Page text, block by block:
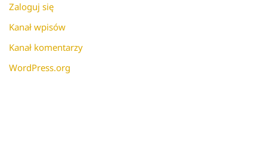
Zaloguj się
Kanał wpisów
Kanał komentarzy
WordPress.org